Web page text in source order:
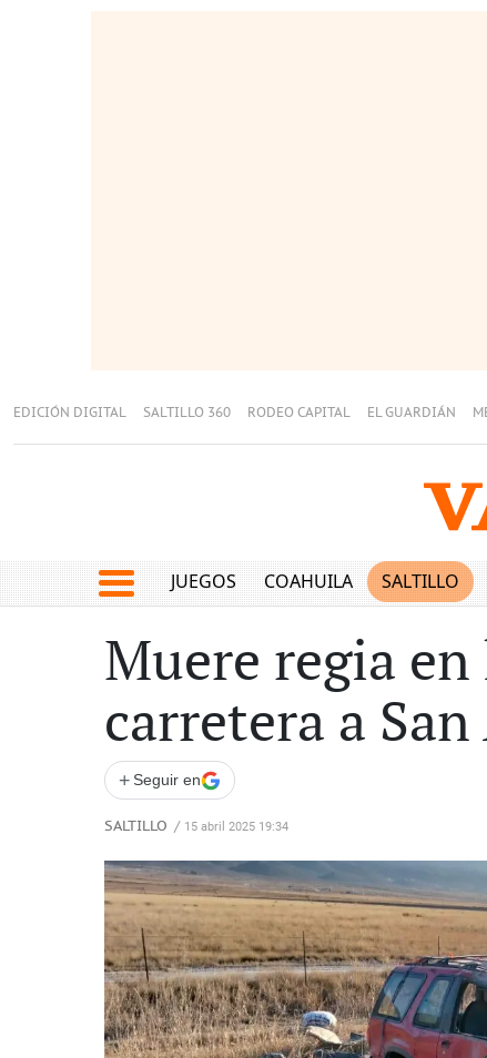
EDICIÓN DIGITAL SALTILLO 360 RODEO CAPITAL EL GUARDIÁN
JUEGOS COAHUILA SALTILLO
Muere regia
carretera a
+ Seguir en
SALTILLO / 15 abril 2025 19:34